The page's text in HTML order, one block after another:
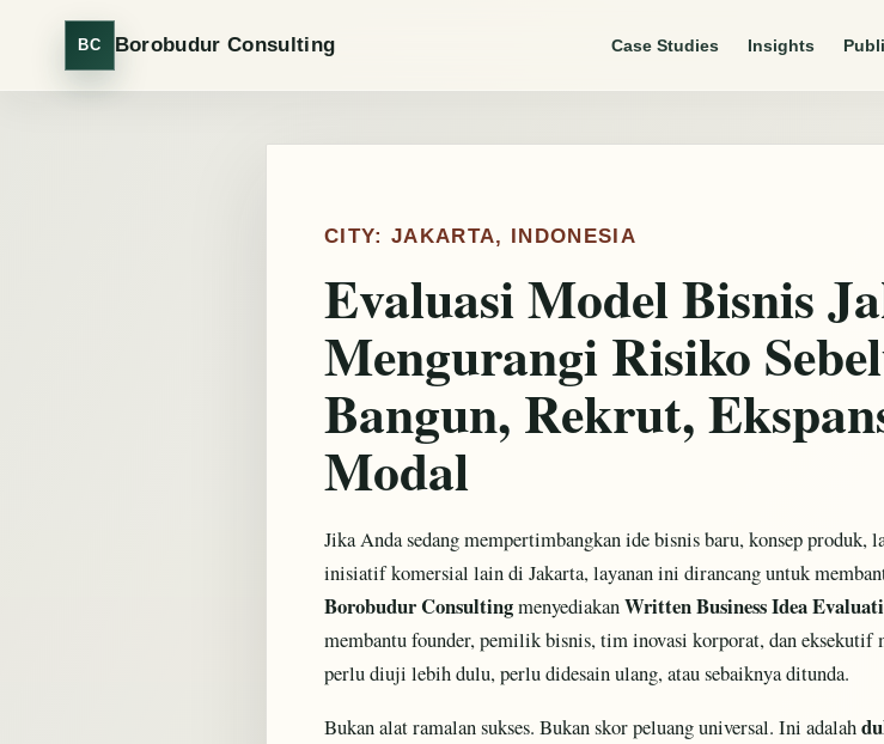
BC Borobudur Consulting Case Studies Insights
CITY: JAKARTA, INDONESIA
Evaluasi Model Bisnis
Mengurangi Risiko
Bangun, Rekrut,
Modal
Jika Anda sedang mempertimbangkan ide bisnis baru, konsep produk,
inisiatif komersial lain di Jakarta, layanan ini dirancang untuk
Borobudur ConsultingmenyediakanWritten Business Idea
membantu founder, pemilik bisnis, tim inovasi korporat, dan eksekutif
perlu diuji lebih dulu, perlu didesain ulang, atau sebaiknya ditunda.
Bukan alat ramalan sukses. Bukan skor peluang universal. Ini adalah